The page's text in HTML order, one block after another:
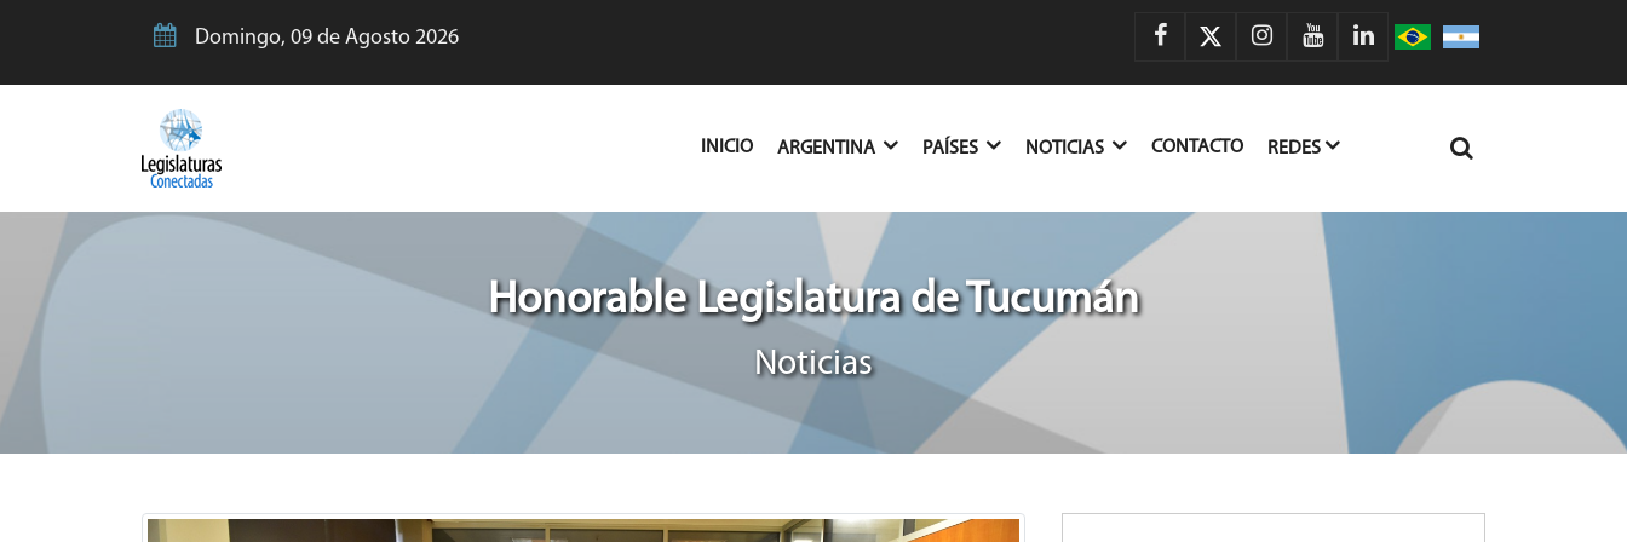
Domingo, 09 de Agosto 2026
INICIO(CURRENT)
ARGENTINA PAÍSES NOTICIAS CONTACTO REDES
Honorable Legislatura de Tucumán
Noticias